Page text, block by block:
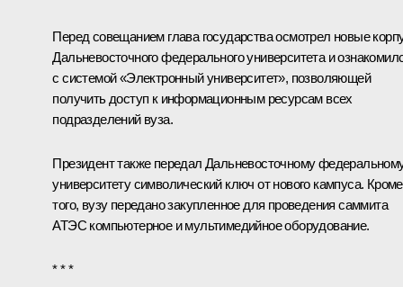
Перед совещанием глава государства осмотрел новые
Дальневосточного федерального университета и
с системой «Электронный университет», позволяющей
получить доступ к информационным ресурсам всех
подразделений вуза.
Президент также передал Дальневосточному
университету символический ключ от нового кампуса. Кроме
того, вузу передано закупленное для проведения саммита
АТЭС компьютерное и мультимедийное оборудование.
* * *